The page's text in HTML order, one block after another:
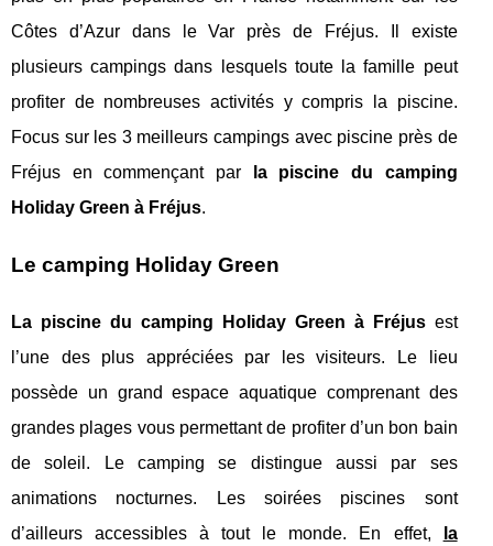
Côtes d’Azur dans le Var près de Fréjus. Il existe
plusieurs campings dans lesquels toute la famille peut
profiter de nombreuses activités y compris la piscine.
Focus sur les 3 meilleurs campings avec piscine près de
Fréjus en commençant par
la piscine du camping
Holiday Green à Fréjus.
Le camping Holiday Green
La piscine du camping Holiday Green à Fréjusest
l’une des plus appréciées par les visiteurs. Le lieu
possède un grand espace aquatique comprenant des
grandes plages vous permettant de profiter d’un bon bain
de soleil. Le camping se distingue aussi par ses
animations nocturnes. Les soirées piscines sont
d’ailleurs accessibles à tout le monde. En effet,
la